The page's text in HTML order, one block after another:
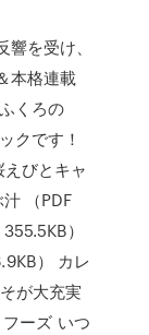
を受け、
本格連載
くろの
クです！
びとキャ
（PDF
）
） カレ
が大充実
ーズ いつ